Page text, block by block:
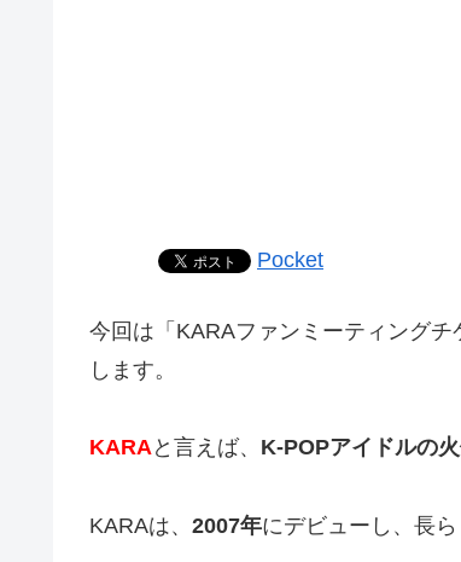
Pocket
今回は「KARAファンミーティング
します。
KARAと言えば、 K-POPアイドルの火
KARAは、 2007年にデビューし、長